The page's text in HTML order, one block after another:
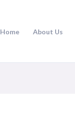
Home About Us